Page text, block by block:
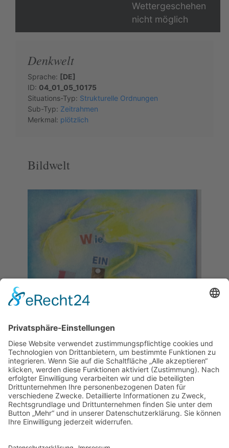
Wettergeschehen
nicht möglich
Denkwelt
Sprache: [DE]
ID: 04_01_05_10175
Situations-Typ: Strukturelle Ordnungen
Sub-Typ: Zeitrahmen
Merkmal: plötzlich
Bildwelt